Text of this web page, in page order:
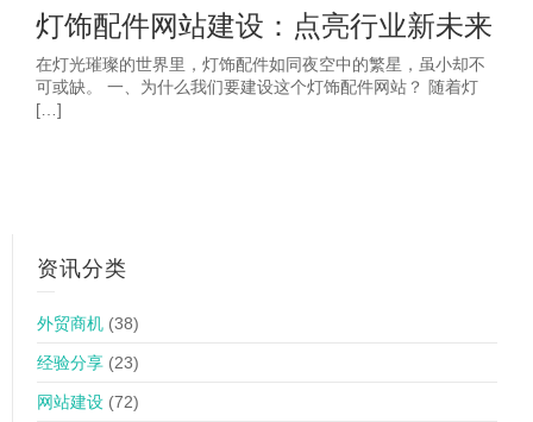
灯饰配件网站建设：点亮行业新未来
在灯光璀璨的世界里，灯饰配件如同夜空中的繁星，虽小却不
可或缺。 一、为什么我们要建设这个灯饰配件网站？ 随着灯
[…]
资讯分类
外贸商机 (38)
经验分享 (23)
网站建设 (72)